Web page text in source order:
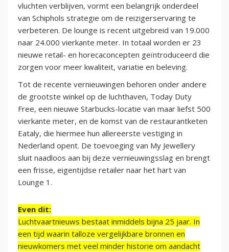
vluchten verblijven, vormt een belangrijk onderdeel
van Schiphols strategie om de reizigerservaring te
verbeteren. De lounge is recent uitgebreid van 19.000
naar 24.000 vierkante meter. In totaal worden er 23
nieuwe retail- en horecaconcepten geïntroduceerd die
zorgen voor meer kwaliteit, variatie en beleving.
Tot de recente vernieuwingen behoren onder andere
de grootste winkel op de luchthaven, Today Duty
Free, een nieuwe Starbucks-locatie van maar liefst 500
vierkante meter, en de komst van de restaurantketen
Eataly, die hiermee hun allereerste vestiging in
Nederland opent. De toevoeging van My Jewellery
sluit naadloos aan bij deze vernieuwingsslag en brengt
een frisse, eigentijdse retailer naar het hart van
Lounge 1.
Even dit:
Luchtvaartnieuws bestaat inmiddels bijna 25 jaar. In
een tijd waarin talloze vergelijkbare bronnen en
nieuwkomers met veel minder historie om aandacht